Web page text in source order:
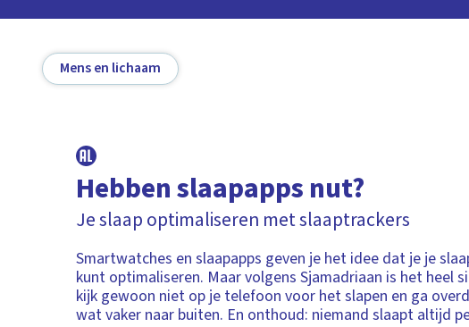
Mens en lichaam
Hebben slaapapps nut?
Je slaap optimaliseren met slaaptrackers
Smartwatches en slaapapps geven je het idee dat je je
kunt optimaliseren. Maar volgens Sjamadriaan is het heel
kijk gewoon niet op je telefoon voor het slapen en ga
wat vaker naar buiten. En onthoud: niemand slaapt altijd